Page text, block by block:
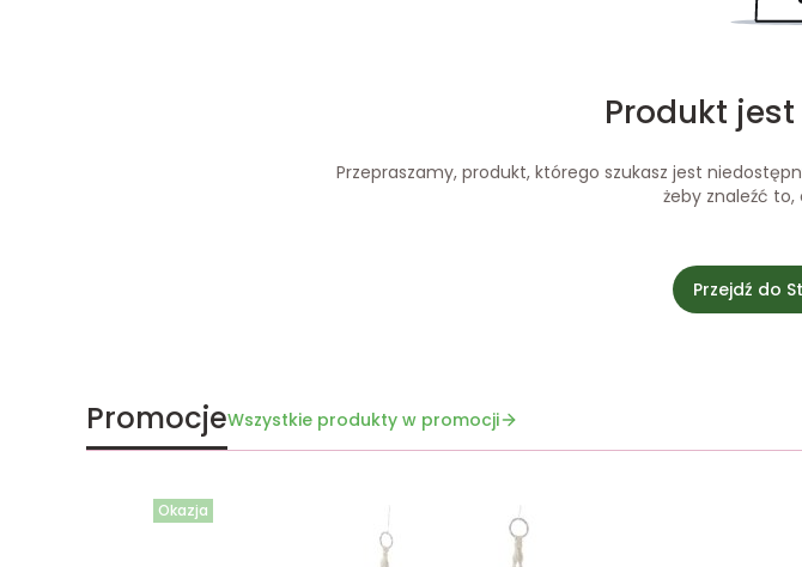
Produkt
Przepraszamy, produkt, którego szukasz jest
żeby znaleźć
Przejdź do
PromocjeWszystkie produkty w promocji
Okazja